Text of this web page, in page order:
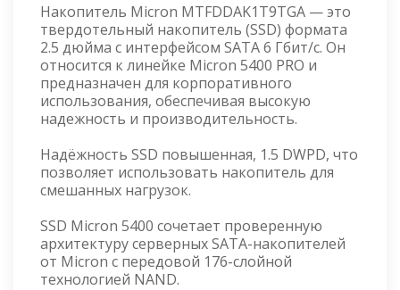
Накопитель Micron MTFDDAK1T9TGA — это
твердотельный накопитель (SSD) формата
2.5 дюйма с интерфейсом SATA 6 Гбит/с. Он
относится к линейке Micron 5400 PRO и
предназначен для корпоративного
использования, обеспечивая высокую
надежность и производительность.
Надёжность SSD повышенная, 1.5 DWPD, что
позволяет использовать накопитель для
смешанных нагрузок.
SSD Micron 5400 сочетает проверенную
архитектуру серверных SATA-накопителей
от Micron с передовой 176-слойной
технологией NAND.